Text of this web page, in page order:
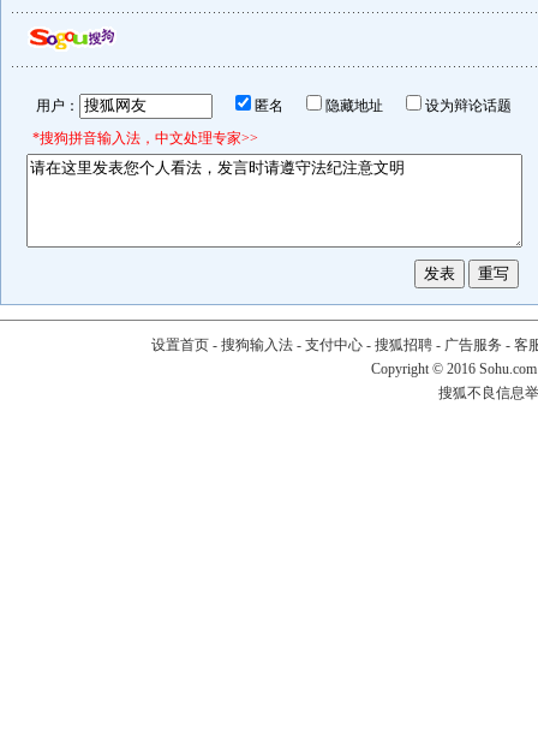
用户： 匿名 隐藏地址
设为辩论话题
*搜狗拼音输入法，中文处理专家>>
设置首页- 搜狗输入法- 支付中心- 搜狐招聘- 广告服务 - 客
Copyright © 2016
搜狐不良信息